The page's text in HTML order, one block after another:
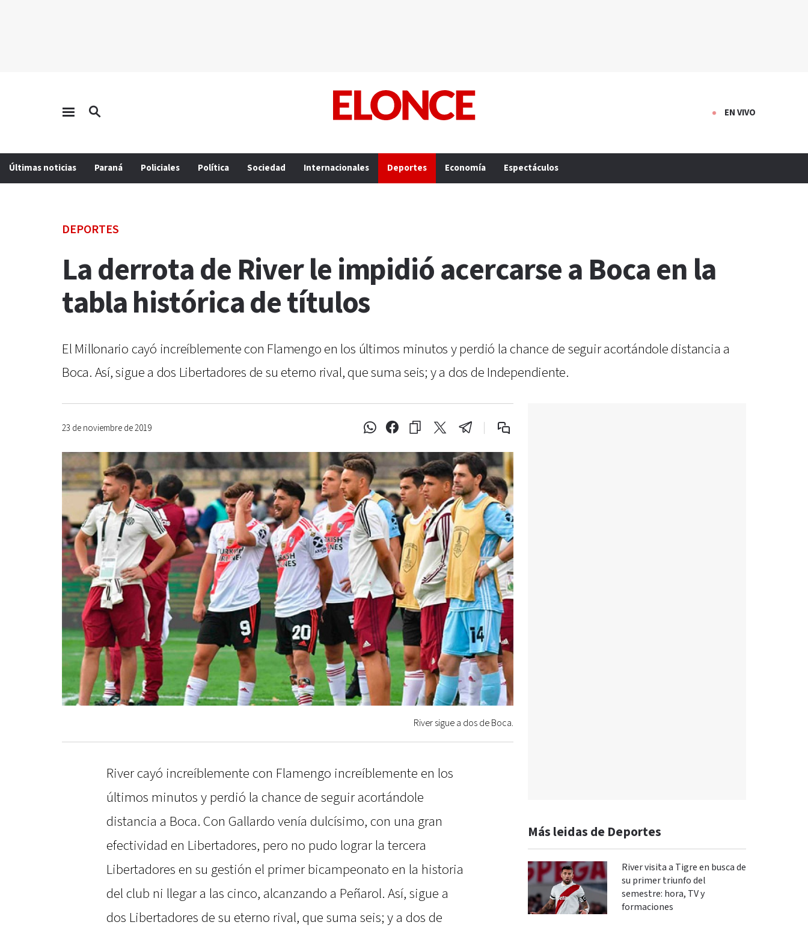
EN VIVO
Últimas noticias Paraná Policiales Política Sociedad Internacionales Deportes Economía Espectáculos
DEPORTES
La derrota de River le impidió acercarse a Boca en la
tabla histórica de títulos
El Millonario cayó increíblemente con Flamengo en los últimos minutos y perdió la chance de seguir acortándole distancia a
Boca. Así, sigue a dos Libertadores de su eterno rival, que suma seis; y a dos de Independiente.
23 de noviembre de 2019
River sigue a dos de Boca.
River cayó increíblemente con Flamengo increíblemente en los
últimos minutos y perdió la chance de seguir acortándole
distancia a Boca. Con Gallardo venía dulcísimo, con una gran
efectividad en Libertadores, pero no pudo lograr la tercera
Libertadores en su gestión el primer bicampeonato en la historia
del club ni llegar a las cinco, alcanzando a Peñarol. Así, sigue a
dos Libertadores de su eterno rival, que suma seis; y a dos de
Más leidas de Deportes
River visita a Tigre en busca de
su primer triunfo del
semestre: hora, TV y
formaciones